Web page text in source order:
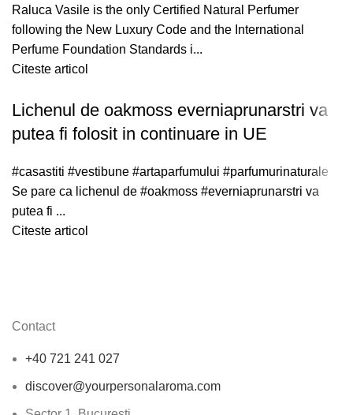
Raluca Vasile is the only Certified Natural Perfumer
following the New Luxury Code and the International
Perfume Foundation Standards i...
Citeste articol
Lichenul de oakmoss everniaprunarstri va
putea fi folosit in continuare in UE
#casastiti #vestibune #artaparfumului #parfumurinaturale
Se pare ca lichenul de #oakmoss #everniaprunarstri va
putea fi ...
Citeste articol
Contact
+40 721 241 027
discover@yourpersonalaroma.com